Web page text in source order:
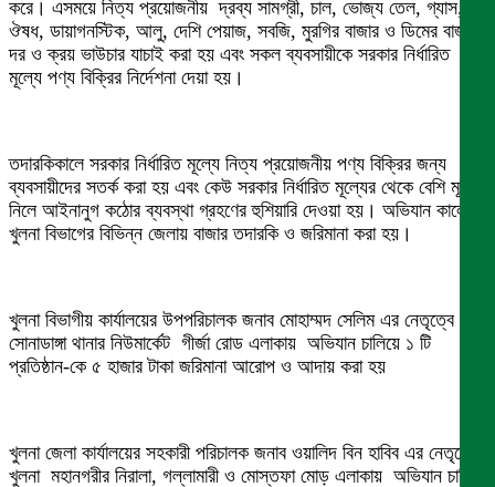
করে। এসময়ে নিত্য প্রয়োজনীয় দ্রব্য সামগ্রী, চাল, ভোজ্য তেল, গ্যাস,
ঔষধ, ডায়াগনস্টিক, আলু, দেশি পেয়াজ, সবজি, মুরগির বাজার ও ডিমের বাজার
দর ও ক্রয় ভাউচার যাচাই করা হয় এবং সকল ব্যবসায়ীকে সরকার নির্ধারিত
মূল্যে পণ্য বিক্রির নির্দেশনা দেয়া হয়।
তদারকিকালে সরকার নির্ধারিত মূল্যে নিত্য প্রয়োজনীয় পণ্য বিক্রির জন্য
ব্যবসায়ীদের সতর্ক করা হয় এবং কেউ সরকার নির্ধারিত মূল্যের থেকে বেশি মূল্য
নিলে আইনানুগ কঠোর ব্যবস্থা গ্রহণের হুশিয়ারি দেওয়া হয়। অভিযান কালে
খুলনা বিভাগের বিভিন্ন জেলায় বাজার তদারকি ও জরিমানা করা হয়।
খুলনা বিভাগীয় কার্যালয়ের উপপরিচালক জনাব মোহাম্মদ সেলিম এর নেতৃত্বে
সোনাডাঙ্গা থানার নিউমার্কেট গীর্জা রোড এলাকায় অভিযান চালিয়ে ১ টি
প্রতিষ্ঠান-কে ৫ হাজার টাকা জরিমানা আরোপ ও আদায় করা হয়
খুলনা জেলা কার্যালয়ের সহকারী পরিচালক জনাব ওয়ালিদ বিন হাবিব এর নেতৃত্বে
খুলনা মহানগরীর নিরালা, গল্লামারী ও মোস্তফা মোড় এলাকায় অভিযান চালিয়ে